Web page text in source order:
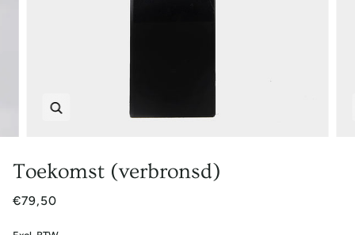
Toekomst (verbronsd)
€79,50